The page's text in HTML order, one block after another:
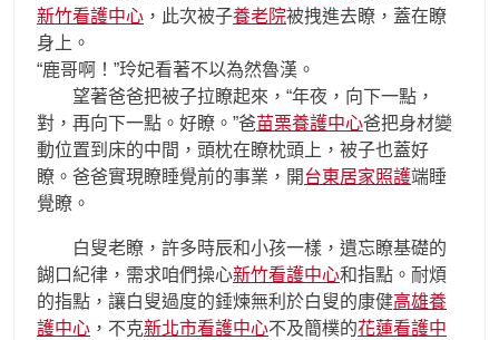
新竹看護中心 ，此次被子養老院被拽進去瞭，蓋在瞭
身上。
“鹿哥啊！”玲妃看著不以為然魯漢。
望著爸爸把被子拉瞭起來，“年夜，向下一點，
對，再向下一點。好瞭。”爸苗栗養護中心爸把身材變
動位置到床的中間，頭枕在瞭枕頭上，被子也蓋好
瞭。爸爸實現瞭睡覺前的事業，開台東居家照護端睡
覺瞭。
白叟老瞭，許多時辰和小孩一樣，遺忘瞭基礎的
餬口紀律，需求咱們操心新竹看護中心和指點。耐煩
的指點，讓白叟過度的錘煉無利於白叟的康健高雄養
護中心 ，不克新北市看護中心不及簡樸的花蓮看護中